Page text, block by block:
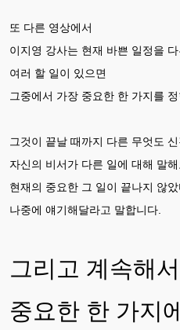
또 다른 영상에서
이지영 강사는 현재 바쁜 일정을
여러 할 일이 있으면
그중에서 가장 중요한 한 가지를
그것이 끝날 때까지 다른 무엇도 신
자신의 비서가 다른 일에 대해 말해
현재의 중요한 그 일이 끝나지 않았
나중에 얘기해달라고 말합니다.
그리고 계속해서
중요한 한 가지